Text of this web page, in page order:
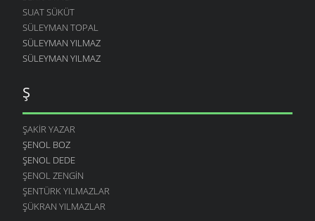
SUAT SÜKÜT
SÜLEYMAN TOPAL
SÜLEYMAN YILMAZ
SÜLEYMAN YILMAZ
Ş
ŞAKIR YAZAR
ŞENOL BOZ
ŞENOL DEDE
ŞENOL ZENGIN
ŞENTÜRK YILMAZLAR
ŞÜKRAN YILMAZLAR